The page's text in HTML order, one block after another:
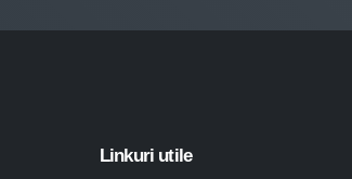
Linkuri utile